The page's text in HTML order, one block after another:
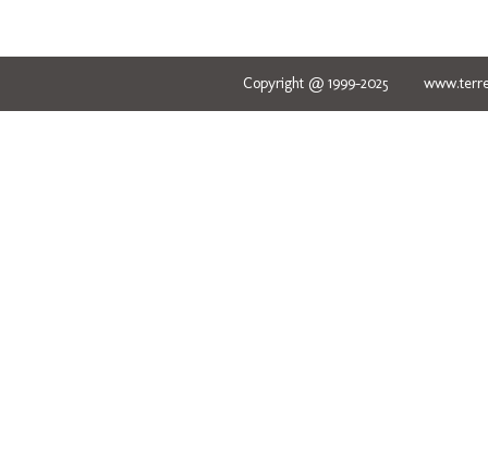
Copyright @ 1999-2025